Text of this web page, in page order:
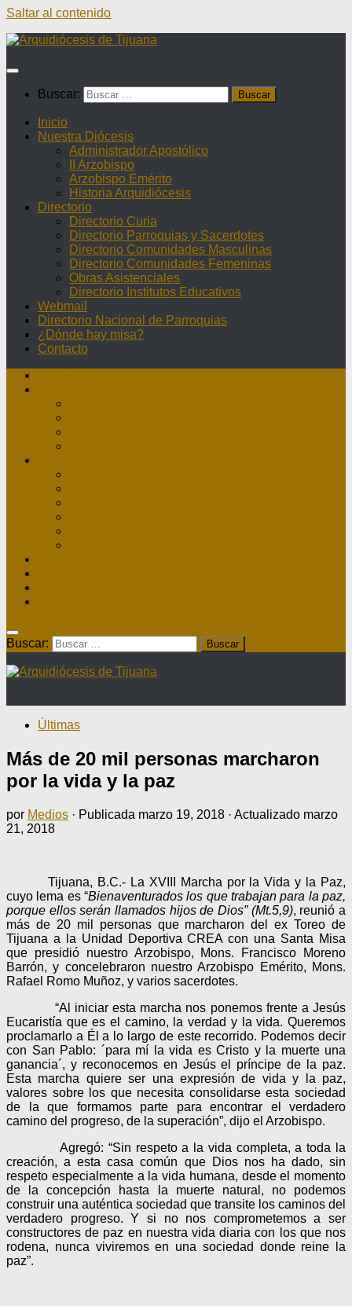
Saltar al contenido
Buscar:
Inicio
Nuestra Diócesis
Administrador Apostólico
II Arzobispo
Arzobispo Emérito
Historia Arquidiócesis
Directorio
Directorio Curia
Directorio Parroquias y Sacerdotes
Directorio Comunidades Masculinas
Directorio Comunidades Femeninas
Obras Asistenciales
Directorio Institutos Educativos
Webmail
Directorio Nacional de Parroquias
¿Dónde hay misa?
Contacto
Buscar:
Últimas
Más de 20 mil personas marcharon
por la vida y la paz
por Medios · Publicada marzo 19, 2018 · Actualizado marzo
21, 2018
Tijuana, B.C.- La XVIII Marcha por la Vida y la Paz,
cuyo lema es “Bienaventurados los que trabajan para la paz,
porque ellos serán llamados hijos de Dios” (Mt.5,9), reunió a
más de 20 mil personas que marcharon del ex Toreo de
Tijuana a la Unidad Deportiva CREA con una Santa Misa
que presidió nuestro Arzobispo, Mons. Francisco Moreno
Barrón, y concelebraron nuestro Arzobispo Emérito, Mons.
Rafael Romo Muñoz, y varios sacerdotes.
“Al iniciar esta marcha nos ponemos frente a Jesús
Eucaristía que es el camino, la verdad y la vida. Queremos
proclamarlo a Él a lo largo de este recorrido. Podemos decir
con San Pablo: ´para mí la vida es Cristo y la muerte una
ganancia´, y reconocemos en Jesús el príncipe de la paz.
Esta marcha quiere ser una expresión de vida y la paz,
valores sobre los que necesita consolidarse esta sociedad
de la que formamos parte para encontrar el verdadero
camino del progreso, de la superación”, dijo el Arzobispo.
Agregó: “Sin respeto a la vida completa, a toda la
creación, a esta casa común que Dios nos ha dado, sin
respeto especialmente a la vida humana, desde el momento
de la concepción hasta la muerte natural, no podemos
construir una auténtica sociedad que transite los caminos del
verdadero progreso. Y si no nos comprometemos a ser
constructores de paz en nuestra vida diaria con los que nos
rodena, nunca viviremos en una sociedad donde reine la
paz”.